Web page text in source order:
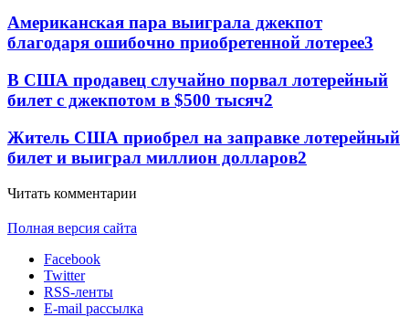
Американская пара выиграла джекпот
благодаря ошибочно приобретенной лотерее3
В США продавец случайно порвал лотерейный
билет с джекпотом в $500 тысяч2
Житель США приобрел на заправке лотерейный
билет и выиграл миллион долларов2
Читать комментарии
Полная версия сайта
Facebook
Twitter
RSS-ленты
E-mail рассылка